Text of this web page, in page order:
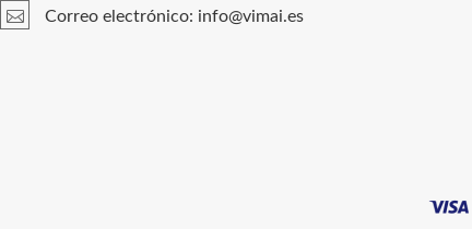
Correo electrónico: info@vimai.es